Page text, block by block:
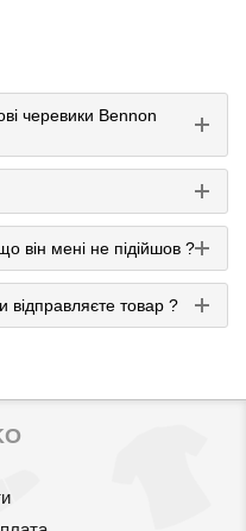
черевики Bennon
він мені не підійшов ?
товар ?